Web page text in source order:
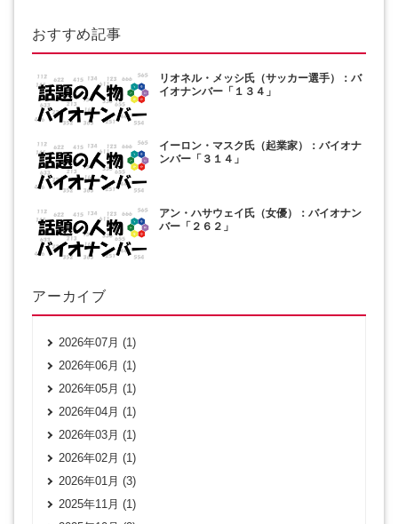
おすすめ記事
リオネル・メッシ氏（サッカー選手）：バ
イオナンバー「１３４」
イーロン・マスク氏（起業家）：バイオナ
ンバー「３１４」
アン・ハサウェイ氏（女優）：バイオナン
バー「２６２」
アーカイブ
2026年07月 (1)
2026年06月 (1)
2026年05月 (1)
2026年04月 (1)
2026年03月 (1)
2026年02月 (1)
2026年01月 (3)
2025年11月 (1)